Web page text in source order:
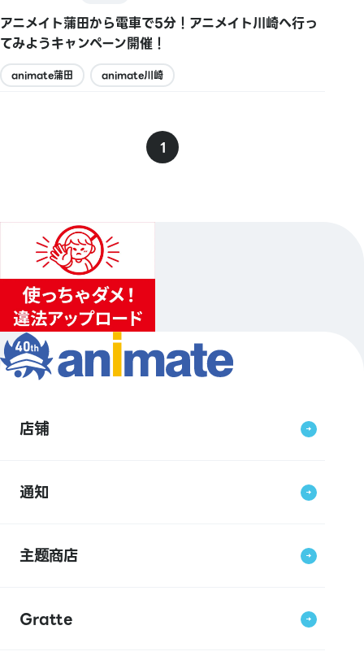
アニメイト蒲田から電車で5分！アニメイト川崎へ行っ
てみようキャンペーン開催！
animate蒲田 animate川崎
1
店铺
通知
主题商店
Gratte